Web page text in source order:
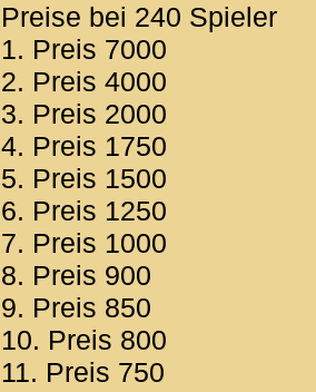
Preise bei 240 Spieler
1. Preis 7000
2. Preis 4000
3. Preis 2000
4. Preis 1750
5. Preis 1500
6. Preis 1250
7. Preis 1000
8. Preis 900
9. Preis 850
10. Preis 800
11. Preis 750